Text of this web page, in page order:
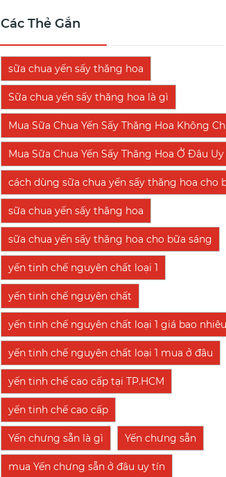
Các Thẻ Gắn
sữa chua yến sấy thăng hoa
Sữa chua yến sấy thăng hoa là gì
Mua Sữa Chua Yến Sấy Thăng Hoa Không
Mua Sữa Chua Yến Sấy Thăng Hoa Ở Đâu Uy
cách dùng sữa chua yến sấy thăng hoa cho
sữa chua yến sấy thăng hoa
sữa chua yến sấy thăng hoa cho bữa sáng
yến tinh chế nguyên chất loại 1
yến tinh chế nguyên chất
yến tinh chế nguyên chất loại 1 giá bao nhiêu
yến tinh chế nguyên chất loại 1 mua ở đâu
yến tinh chế cao cấp tại TP.HCM
yến tinh chế cao cấp
Yến chưng sẵn là gì Yến chưng sẵn
mua Yến chưng sẵn ở đâu uy tín